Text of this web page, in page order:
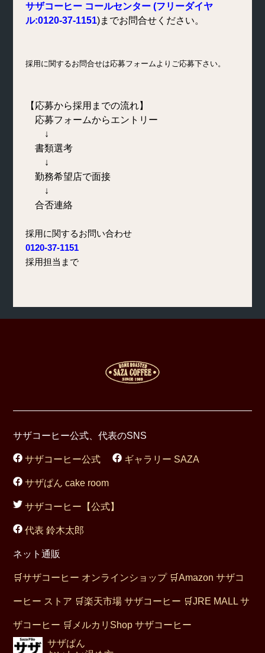
サザコーヒー コールセンター (フリーダイヤ
ル:0120-37-1151)までお問合せください。
採用に関するお問合せは応募フォームよりご応募下さい。
【応募から採用までの流れ】
応募フォームからエントリー
↓
書類選考
↓
勤務希望店で面接
↓
合否連絡
採用に関するお問い合わせ
0120-37-1151
採用担当まで
サザコーヒー公式、代表のSNS
サザコーヒー公式 ギャラリー SAZA
サザぱん cake room
サザコーヒー【公式】
代表 鈴木太郎
ネット通販
🛒サザコーヒー オンラインショップ 🛒Amazon サザコ
ーヒー ストア 🛒楽天市場 サザコーヒー 🛒JRE MALL サ
ザコーヒー 🛒 メルカリShop サザコーヒー
サザぱん